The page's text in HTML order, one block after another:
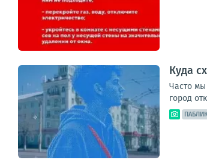
Куда
Часто мы
город